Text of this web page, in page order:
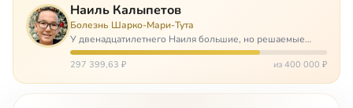
Наиль Калыпетов
Болезнь Шарко-Мари-Тута
У двенадцатилетнего Наиля большие, но решаемые
проблемы. Он болен редкой болезнью, которая ставит
перед ним множество непростых задача, угрожая в
297 399,63 ₽ из 400 000 ₽